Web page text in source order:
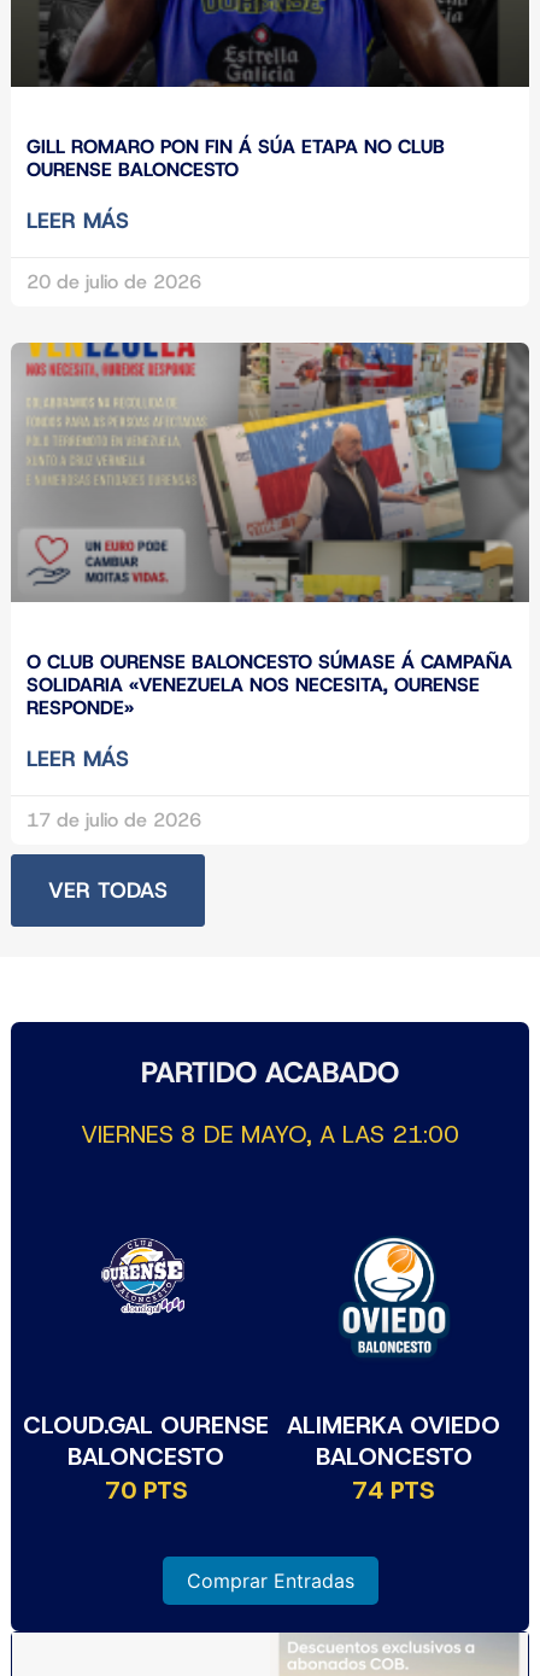
GILL ROMARO PON FIN Á SÚA ETAPA NO CLUB
OURENSE BALONCESTO
LEER MÁS
20 de julio de 2026
O CLUB OURENSE BALONCESTO SÚMASE Á CAMPAÑA
SOLIDARIA «VENEZUELA NOS NECESITA, OURENSE
RESPONDE»
LEER MÁS
17 de julio de 2026
VER TODAS
PARTIDO ACABADO
VIERNES 8 DE MAYO, A LAS 21:00
CLOUD.GAL OURENSE
BALONCESTO
70 PTS
ALIMERKA OVIEDO
BALONCESTO
74 PTS
Comprar Entradas